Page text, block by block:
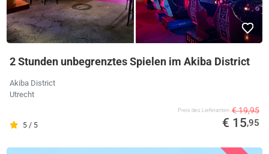
2 Stunden unbegrenztes Spielen im Akiba District
Akiba District
Utrecht
5 / 5
Preis des Lieferanten € 19,95
€ 15,95